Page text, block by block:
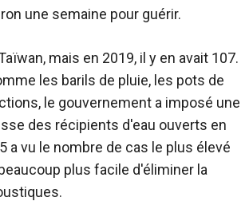
une semaine pour guérir.
mais en 2019, il y en avait 107.
les barils de pluie, les pots de
le gouvernement a imposé une
des récipients d'eau ouverts en
a vu le nombre de cas le plus élevé
plus facile d'éliminer la